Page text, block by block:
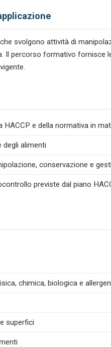
svolgono attività di
Il percorso formativo
e della normativa in
degli alimenti
conservazione e
previste dal piano
chimica, biologica e
superfici